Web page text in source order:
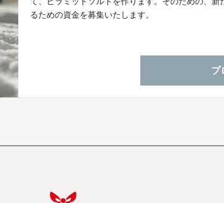
るための資金を募集いたします。
プ